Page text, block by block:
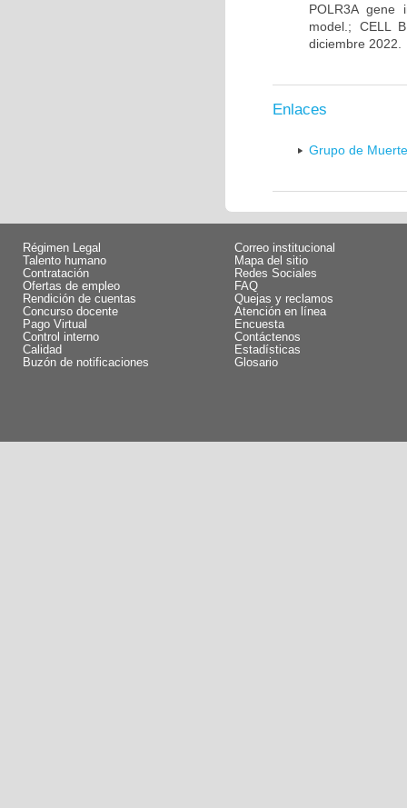
POLR3A gene
model.; CELL
diciembre 2022.
Enlaces
Grupo de
Régimen Legal
Talento humano
Contratación
Ofertas de empleo
Rendición de cuentas
Concurso docente
Pago Virtual
Control interno
Calidad
Buzón de notificaciones
Correo institucional
Mapa del sitio
Redes Sociales
FAQ
Quejas y reclamos
Atención en línea
Encuesta
Contáctenos
Estadísticas
Glosario